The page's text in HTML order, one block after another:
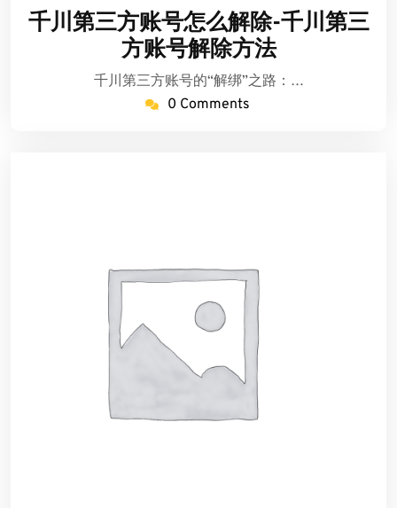
年
7
月
11
日
音
粉
千川第三方账号怎么解除-千川第三
方账号解除方法
千川第三方账号的“解绑”之路：…
0 Comments